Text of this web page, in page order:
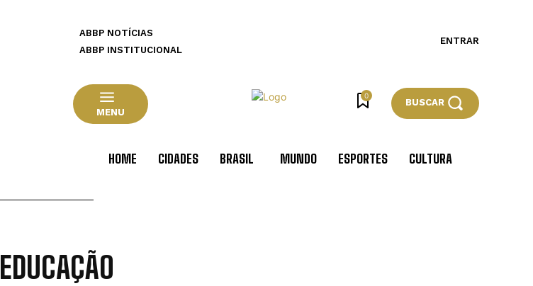
ABBP NOTÍCIAS
ABBP INSTITUCIONAL
ENTRAR
MENU
0
BUSCAR
HOME CIDADES BRASIL MUNDO ESPORTES CULTURA
EDUCAÇÃO